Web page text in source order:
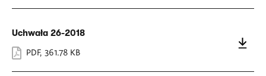
Uchwała 26-2018
PDF, 361.78 KB